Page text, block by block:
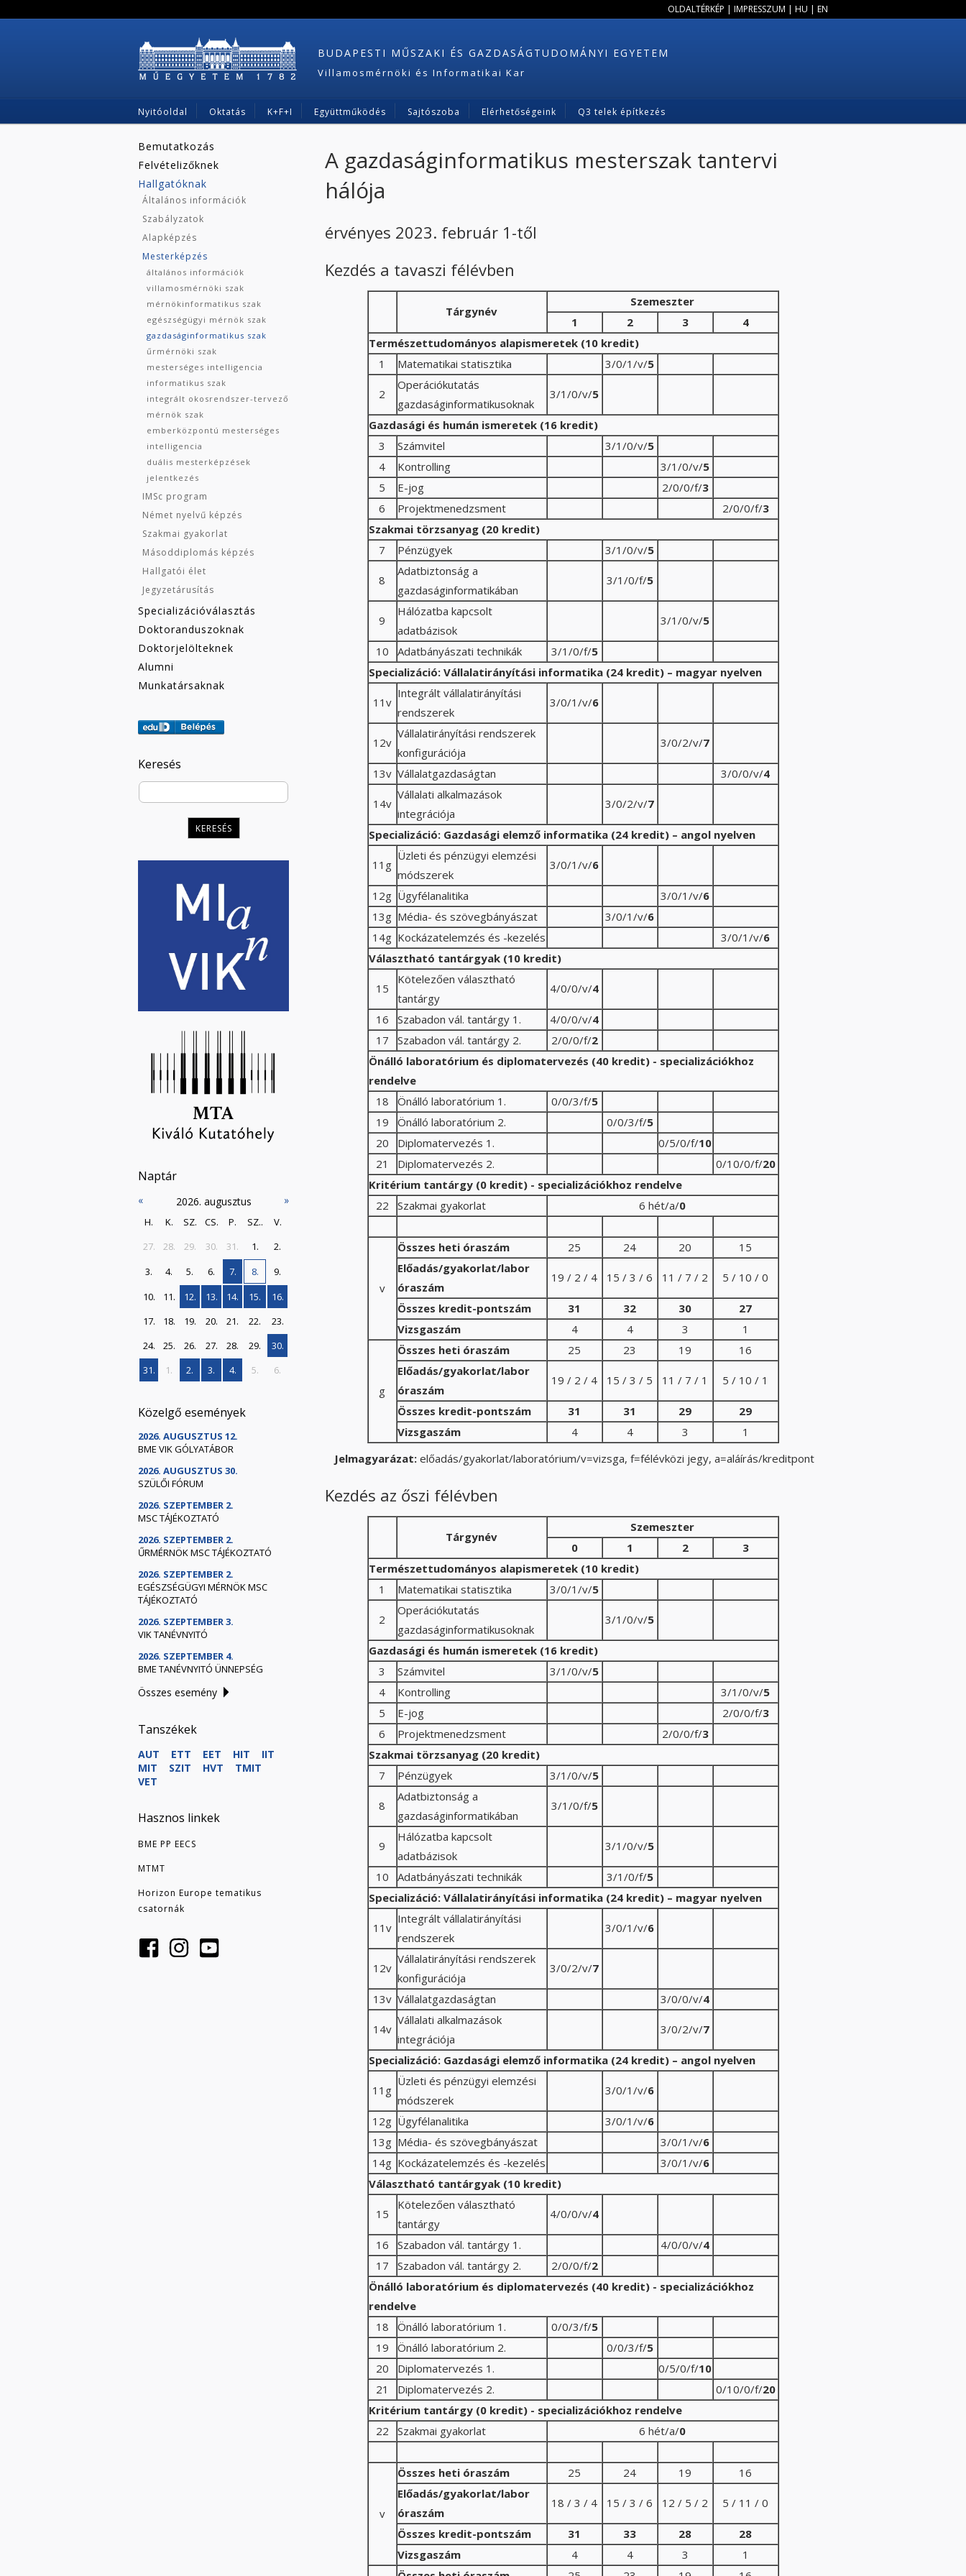
OLDALTÉRKÉP | IMPRESSZUM | HU | EN
BUDAPESTI MŰSZAKI ÉS GAZDASÁGTUDOMÁNYI EGYETEM
Villamosmérnöki és Informatikai Kar
Nyitóoldal Oktatás K+F+I Együttműködés Sajtószoba Elérhetőségeink Q3 telek építkezés
Bemutatkozás
Felvételizőknek
Hallgatóknak
Általános információk
Szabályzatok
Alapképzés
Mesterképzés
általános információk
villamosmérnöki szak
mérnökinformatikus szak
egészségügyi mérnök szak
gazdaságinformatikus szak
űrmérnöki szak
mesterséges intelligencia
informatikus szak
integrált okosrendszer-tervező
mérnök szak
emberközpontú mesterséges
intelligencia
duális mesterképzések
jelentkezés
IMSc program
Német nyelvű képzés
Szakmai gyakorlat
Másoddiplomás képzés
Hallgatói élet
Jegyzetárusítás
Specializációválasztás
Doktoranduszoknak
Doktorjelölteknek
Alumni
Munkatársaknak
Keresés
Naptár
« 2026. augusztus »
H. K. SZ. CS. P. SZ..
V.
27.
28. 29. 30. 31. 1.
2.
3.
4. 5. 6. 7. 8.
9.
10.
11. 12. 13. 14. 15.
16.
17.
18. 19. 20. 21. 22.
23.
24.
25. 26. 27. 28. 29.
30.
31.
1. 2. 3. 4. 5. 6.
Közelgő események
2026. AUGUSZTUS 12.
BME VIK GÓLYATÁBOR
2026. AUGUSZTUS 30.
SZÜLŐI FÓRUM
2026. SZEPTEMBER 2.
MSC TÁJÉKOZTATÓ
2026. SZEPTEMBER 2.
ŰRMÉRNÖK MSC TÁJÉKOZTATÓ
2026. SZEPTEMBER 2.
EGÉSZSÉGÜGYI MÉRNÖK MSC
TÁJÉKOZTATÓ
2026. SZEPTEMBER 3.
VIK TANÉVNYITÓ
2026. SZEPTEMBER 4.
BME TANÉVNYITÓ ÜNNEPSÉG
Összes esemény
Tanszékek
AUT ETT EET HIT
IIT
MIT
SZIT HVT
TMIT
VET
Hasznos linkek
BME PP EECS
MTMT
Horizon Europe tematikus
csatornák
A gazdaságinformatikus mesterszak tantervi
hálója
érvényes 2023. február 1-től
Kezdés a tavaszi félévben
Tárgynév
Szemeszter
1
2 3
4
Természettudományos alapismeretek (10 kredit)
1
Matematikai statisztika 3/0/1/v/5
2
Operációkutatás
gazdaságinformatikusoknak
3/1/0/v/5
Gazdasági és humán ismeretek (16 kredit)
3
Számvitel 3/1/0/v/5
4
Kontrolling 3/1/0/v/5
5
E-jog 2/0/0/f/3
6
Projektmenedzsment 2/0/0/f/3
Szakmai törzsanyag (20 kredit)
7
Pénzügyek 3/1/0/v/5
8
Adatbiztonság a
gazdaságinformatikában
3/1/0/f/5
9
Hálózatba kapcsolt
adatbázisok
3/1/0/v/5
10 Adatbányászati technikák 3/1/0/f/5
Specializáció: Vállalatirányítási informatika (24 kredit) – magyar nyelven
11v
Integrált vállalatirányítási
rendszerek
3/0/1/v/6
12v
Vállalatirányítási rendszerek
konfigurációja
3/0/2/v/7
13v Vállalatgazdaságtan 3/0/0/v/4
14v
Vállalati alkalmazások
integrációja
3/0/2/v/7
Specializáció: Gazdasági elemző informatika (24 kredit) – angol nyelven
11g
Üzleti és pénzügyi elemzési
módszerek
3/0/1/v/6
12g Ügyfélanalitika 3/0/1/v/6
13g Média- és szövegbányászat 3/0/1/v/6
14g Kockázatelemzés és -kezelés 3/0/1/v/6
Választható tantárgyak (10 kredit)
15
Kötelezően választható
tantárgy
4/0/0/v/4
16 Szabadon vál. tantárgy 1. 4/0/0/v/4
17
Szabadon vál. tantárgy 2. 2/0/0/f/2
Önálló laboratórium és diplomatervezés (40 kredit) - specializációkhoz
rendelve
18
Önálló laboratórium 1. 0/0/3/f/5
19
Önálló laboratórium 2. 0/0/3/f/5
20
Diplomatervezés 1. 0/5/0/f/10
21
Diplomatervezés 2. 0/10/0/f/20
Kritérium tantárgy (0 kredit) - specializációkhoz rendelve
22
Szakmai gyakorlat 6 hét/a/0
v
Összes heti óraszám 25 24 20
15
Előadás/gyakorlat/labor
óraszám
19 / 2 / 4 15 / 3 / 6 11 / 7 / 2 5 / 10 / 0
Összes kredit-pontszám 31 32 30
27
Vizsgaszám
4 4 3 1
g
Összes heti óraszám 25 23 19
16
Előadás/gyakorlat/labor
óraszám
19 / 2 / 4 15 / 3 / 5 11 / 7 / 1 5 / 10 / 1
Összes kredit-pontszám 31 31 29
29
Vizsgaszám
4 4 3
1
Jelmagyarázat: előadás/gyakorlat/laboratórium/v=vizsga, f=félévközi jegy, a=aláírás/kreditpont
Kezdés az őszi félévben
Tárgynév
Szemeszter
0
1 2
3
Természettudományos alapismeretek (10 kredit)
1
Matematikai statisztika 3/0/1/v/5
2
Operációkutatás
gazdaságinformatikusoknak
3/1/0/v/5
Gazdasági és humán ismeretek (16 kredit)
3
Számvitel 3/1/0/v/5
4
Kontrolling 3/1/0/v/5
5
E-jog 2/0/0/f/3
6
Projektmenedzsment 2/0/0/f/3
Szakmai törzsanyag (20 kredit)
7
Pénzügyek 3/1/0/v/5
8
Adatbiztonság a
gazdaságinformatikában
3/1/0/f/5
9
Hálózatba kapcsolt
adatbázisok
3/1/0/v/5
10 Adatbányászati technikák 3/1/0/f/5
Specializáció: Vállalatirányítási informatika (24 kredit) – magyar nyelven
11v
Integrált vállalatirányítási
rendszerek
3/0/1/v/6
12v
Vállalatirányítási rendszerek
konfigurációja
3/0/2/v/7
13v Vállalatgazdaságtan 3/0/0/v/4
14v
Vállalati alkalmazások
integrációja
3/0/2/v/7
Specializáció: Gazdasági elemző informatika (24 kredit) – angol nyelven
11g
Üzleti és pénzügyi elemzési
módszerek
3/0/1/v/6
12g Ügyfélanalitika 3/0/1/v/6
13g Média- és szövegbányászat 3/0/1/v/6
14g Kockázatelemzés és -kezelés 3/0/1/v/6
Választható tantárgyak (10 kredit)
15
Kötelezően választható
tantárgy
4/0/0/v/4
16 Szabadon vál. tantárgy 1. 4/0/0/v/4
17
Szabadon vál. tantárgy 2. 2/0/0/f/2
Önálló laboratórium és diplomatervezés (40 kredit) - specializációkhoz
rendelve
18
Önálló laboratórium 1. 0/0/3/f/5
19
Önálló laboratórium 2. 0/0/3/f/5
20
Diplomatervezés 1. 0/5/0/f/10
21
Diplomatervezés 2. 0/10/0/f/20
Kritérium tantárgy (0 kredit) - specializációkhoz rendelve
22
Szakmai gyakorlat 6 hét/a/0
v
Összes heti óraszám 25 24 19
16
Előadás/gyakorlat/labor
óraszám
18 / 3 / 4 15 / 3 / 6 12 / 5 / 2 5 / 11 / 0
Összes kredit-pontszám 31 33 28
28
Vizsgaszám
4 4 3
1